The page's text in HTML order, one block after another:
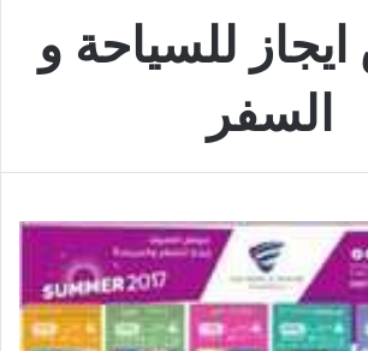
للسياحة و
السفر